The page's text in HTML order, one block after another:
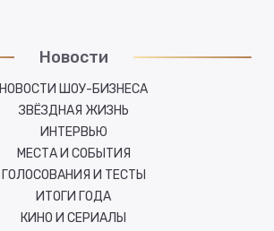
Новости
НОВОСТИ ШОУ-БИЗНЕСА
ЗВЁЗДНАЯ ЖИЗНЬ
ИНТЕРВЬЮ
МЕСТА И СОБЫТИЯ
ГОЛОСОВАНИЯ И ТЕСТЫ
ИТОГИ ГОДА
КИНО И СЕРИАЛЫ